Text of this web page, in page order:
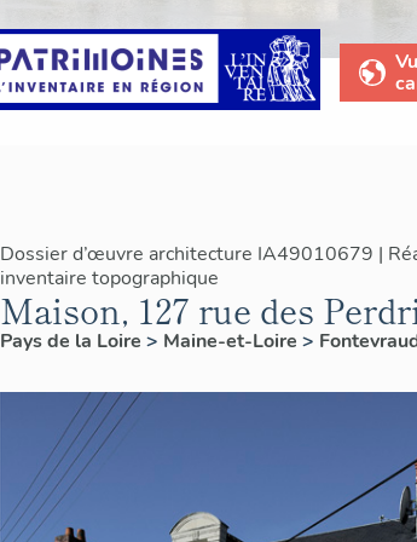
Dossier d’œuvre architecture IA49010679 |
inventaire topographique
Maison, 127 rue des
Pays de la Loire > Maine-et-Loire >